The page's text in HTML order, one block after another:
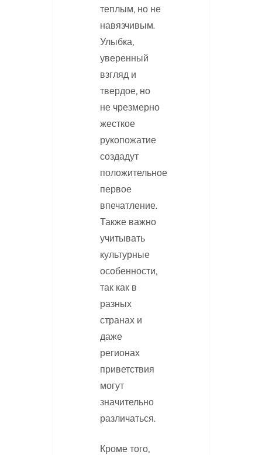
теплым, но не
навязчивым.
Улыбка,
уверенный
взгляд и
твердое, но
не чрезмерно
жесткое
рукопожатие
создадут
положительное
первое
впечатление.
Также важно
учитывать
культурные
особенности,
так как в
разных
странах и
даже
регионах
приветствия
могут
значительно
различаться.
Кроме того,